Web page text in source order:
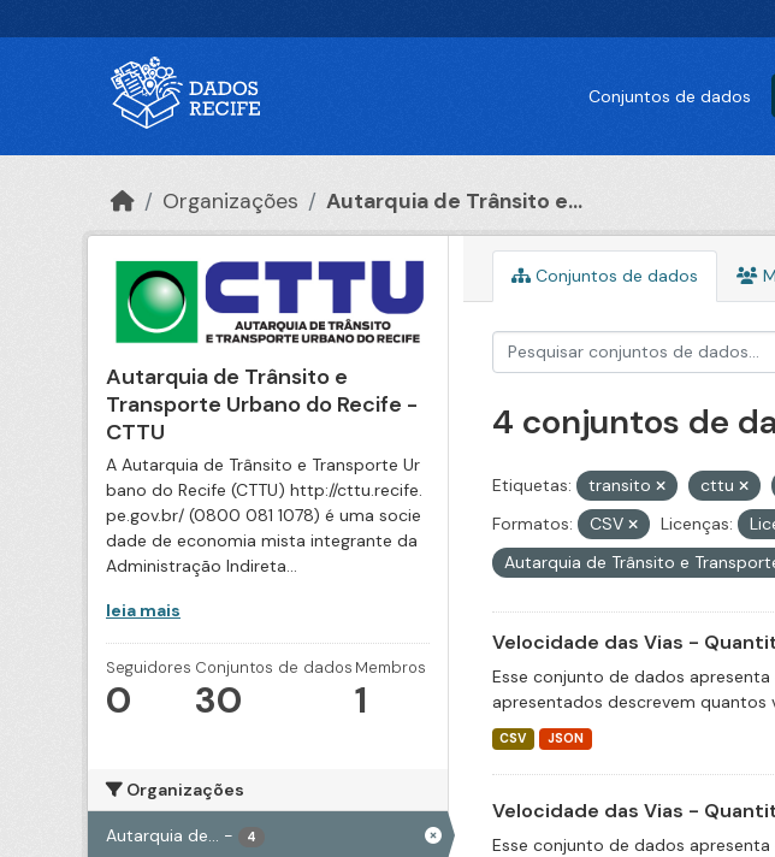
Conjuntos de dados
Organizações Autarquia de Trânsito e...
Autarquia de Trânsito e
Transporte Urbano do Recife -
CTTU
A Autarquia de Trânsito e Transporte Ur
bano do Recife (CTTU) http://cttu.recife.
pe.gov.br/ (0800 081 1078) é uma socie
dade de economia mista integrante da
Administração Indireta...
leia mais
Seguidores
0
Conjuntos de dados
30
Membros
1
Organizações
Autarquia de... - 4
Conjuntos de dados
4 conjuntos de
Etiquetas: transito cttu
Formatos:
CSV Licenças:
Autarquia de Trânsito e
Velocidade das Vias -
Esse conjunto de dados
apresentados descrevem quantos
CSV JSON
Velocidade das Vias -
Esse conjunto de dados